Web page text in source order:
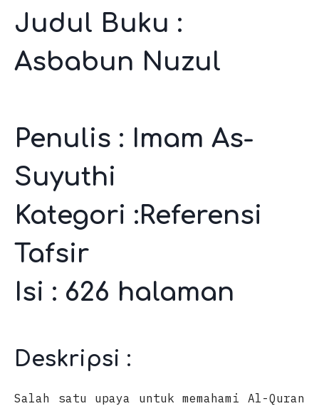
Judul Buku :
Asbabun Nuzul
Penulis : Imam As-
Suyuthi
Kategori :Referensi
Tafsir
Isi : 626 halaman
Deskripsi :
Salah satu upaya untuk memahami Al-Quran